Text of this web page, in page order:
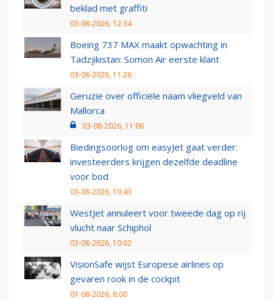
beklad met graffiti
03-08-2026, 12:34
Boeing 737 MAX maakt opwachting in
Tadzjikistan: Somon Air eerste klant
03-08-2026, 11:26
Geruzie over officiële naam vliegveld van
Mallorca
03-08-2026, 11:06
Biedingsoorlog om easyJet gaat verder:
investeerders krijgen dezelfde deadline
voor bod
03-08-2026, 10:43
WestJet annuleert voor tweede dag op rij
vlucht naar Schiphol
03-08-2026, 10:02
VisionSafe wijst Europese airlines op
gevaren rook in de cockpit
01-08-2026, 8:00